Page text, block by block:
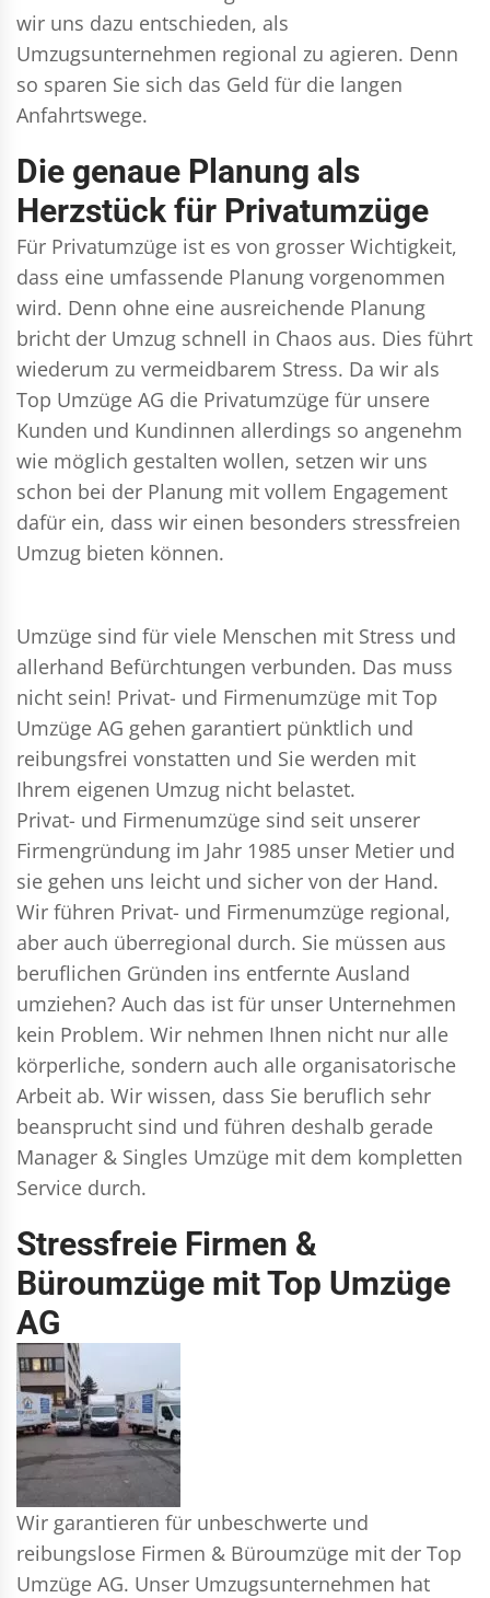
wir uns dazu entschieden, als
Umzugsunternehmen regional zu agieren. Denn
so sparen Sie sich das Geld für die langen
Anfahrtswege.
Die genaue Planung als
Herzstück für Privatumzüge
Für Privatumzüge ist es von grosser Wichtigkeit,
dass eine umfassende Planung vorgenommen
wird. Denn ohne eine ausreichende Planung
bricht der Umzug schnell in Chaos aus. Dies führt
wiederum zu vermeidbarem Stress. Da wir als
Top Umzüge AG die Privatumzüge für unsere
Kunden und Kundinnen allerdings so angenehm
wie möglich gestalten wollen, setzen wir uns
schon bei der Planung mit vollem Engagement
dafür ein, dass wir einen besonders stressfreien
Umzug bieten können.
Umzüge sind für viele Menschen mit Stress und
allerhand Befürchtungen verbunden. Das muss
nicht sein! Privat- und Firmenumzüge mit Top
Umzüge AG gehen garantiert pünktlich und
reibungsfrei vonstatten und Sie werden mit
Ihrem eigenen Umzug nicht belastet.
Privat- und Firmenumzüge sind seit unserer
Firmengründung im Jahr 1985 unser Metier und
sie gehen uns leicht und sicher von der Hand.
Wir führen Privat- und Firmenumzüge regional,
aber auch überregional durch. Sie müssen aus
beruflichen Gründen ins entfernte Ausland
umziehen? Auch das ist für unser Unternehmen
kein Problem. Wir nehmen Ihnen nicht nur alle
körperliche, sondern auch alle organisatorische
Arbeit ab. Wir wissen, dass Sie beruflich sehr
beansprucht sind und führen deshalb gerade
Manager & Singles Umzüge mit dem kompletten
Service durch.
Stressfreie Firmen &
Büroumzüge mit Top Umzüge
AG
Wir garantieren für unbeschwerte und
reibungslose Firmen & Büroumzüge mit der Top
Umzüge AG. Unser Umzugsunternehmen hat